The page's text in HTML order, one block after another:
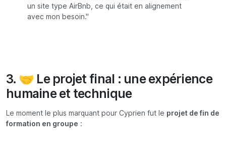
un site type AirBnb, ce qui était en alignement
avec mon besoin."
3. 🤝 Le projet final : une expérience
humaine et technique
Le moment le plus marquant pour Cyprien fut le projet de fin de
formation en groupe :